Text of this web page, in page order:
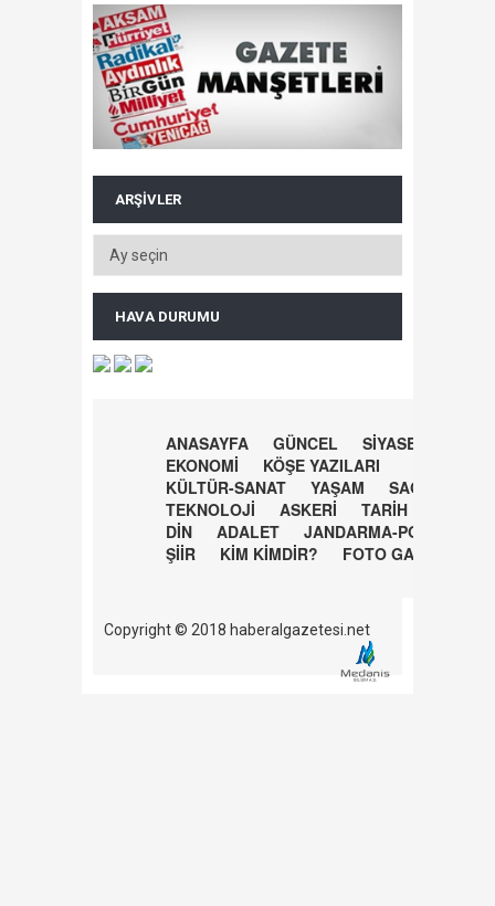
ARŞIVLER
HAVA DURUMU
ANASAYFA GÜNCEL
SİYASET
EKONOMİ
KÖŞE YAZILARI
KÜLTÜR-SANAT
YAŞAM
SAĞLIK
TEKNOLOJİ
ASKERİ
TARİH
DİN
ADALET
JANDARMA-POLİS
ŞİİR
KİM KİMDİR? FOTO GALERİ
Copyright © 2018 haberalgazetesi.net